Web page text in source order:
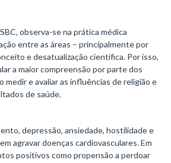
observa-se na prática médica
entre as áreas – principalmente por
e desatualização científica. Por isso,
a maior compreensão por parte dos
medir e avaliar as influências de religião e
de saúde.
depressão, ansiedade, hostilidade e
agravar doenças cardiovasculares. Em
positivos como propensão a perdoar